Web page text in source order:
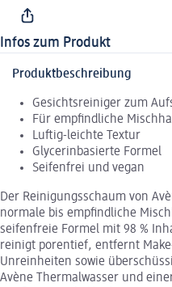
Infos zum Produkt
Produktbeschreibung
Gesichtsreiniger zum
Für empfindliche
Luftig-leichte Textur
Glycerinbasierte Formel
Seifenfrei und vegan
Der Reinigungsschaum von
normale bis empfindliche
seifenfreie Formel mit 98 %
reinigt porentief, entfernt
Unreinheiten sowie
Avène Thermalwasser und